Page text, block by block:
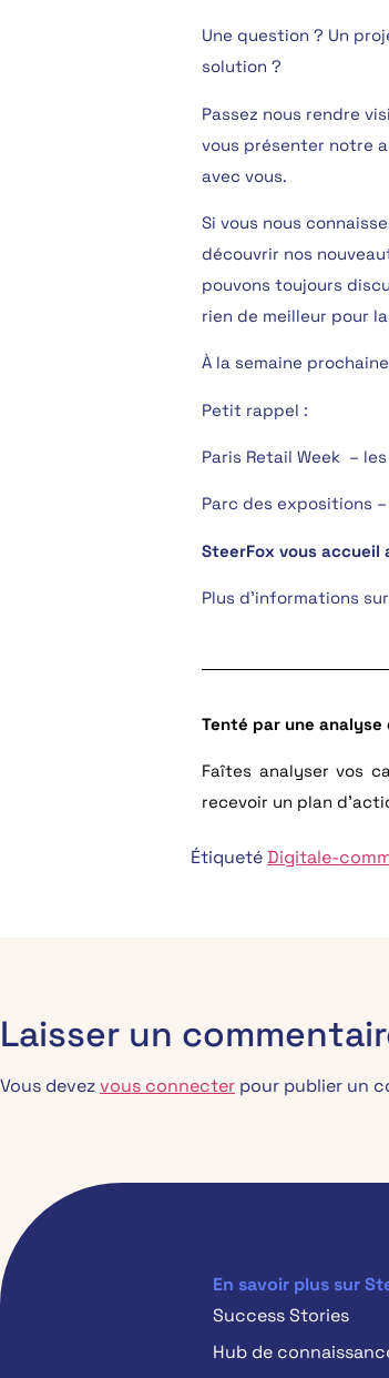
Une question ? Un
solution ?
Passez nous rendre
vous présenter notre
avec vous.
Si vous nous
découvrir nos
pouvons toujours
rien de meilleur pour
À la semaine
Petit rappel :
Paris Retail Week –
Parc des expositions
SteerFox vous accueil
Plus d’informations
Tenté par une
Faîtes analyser vos
recevoir un plan
ÉtiquetéDigitale-
Laisser un
Vous devezvous connecter pour publier un
En savoir plus sur
Success Stories
Hub de